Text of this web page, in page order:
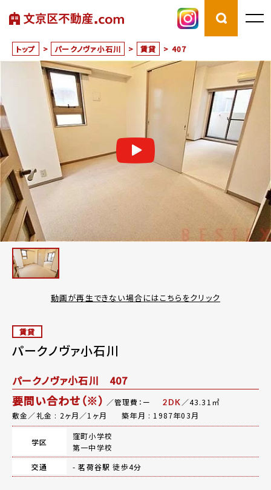
トップ > パークノヴァ小石川 > 賃貸 > 407
動画が再生できない場合にはこちらをクリック
賃貸
パークノヴァ小石川
パークノヴァ小石川 407
要問い合わせ（※） ／管理費：ー 2DK ／43.31㎡
敷金／礼金 : 2ヶ月／1ヶ月
築年月 : 1987年03月
学区
窪町小学校
第一中学校
交通
-茗荷谷駅 徒歩4分